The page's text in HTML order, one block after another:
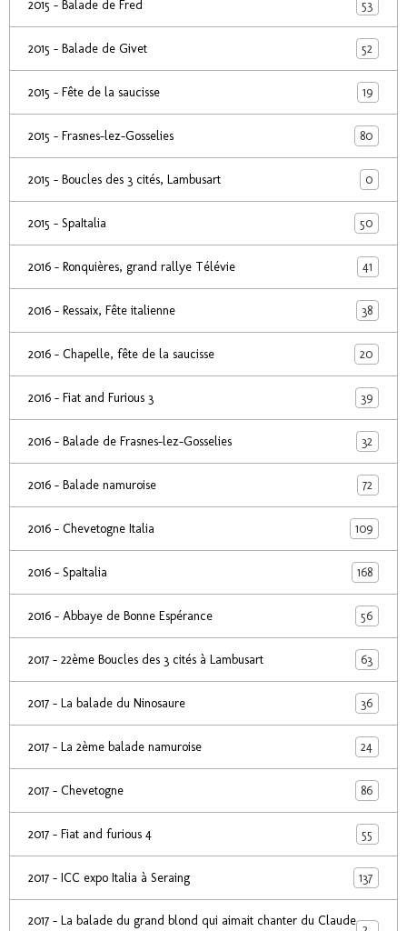
2015 - Balade de Fred 53
2015 - Balade de Givet 52
2015 - Fête de la saucisse 19
2015 - Frasnes-lez-Gosselies 80
2015 - Boucles des 3 cités, Lambusart 0
2015 - SpaItalia 50
2016 - Ronquières, grand rallye Télévie 41
2016 - Ressaix, Fête italienne 38
2016 - Chapelle, fête de la saucisse 20
2016 - Fiat and Furious 3 39
2016 - Balade de Frasnes-lez-Gosselies 32
2016 - Balade namuroise 72
2016 - Chevetogne Italia 109
2016 - SpaItalia 168
2016 - Abbaye de Bonne Espérance 56
2017 - 22ème Boucles des 3 cités à Lambusart 63
2017 - La balade du Ninosaure 36
2017 - La 2ème balade namuroise 24
2017 - Chevetogne 86
2017 - Fiat and furious 4 55
2017 - ICC expo Italia à Seraing 137
2017 - La balade du grand blond qui aimait chanter du Claude